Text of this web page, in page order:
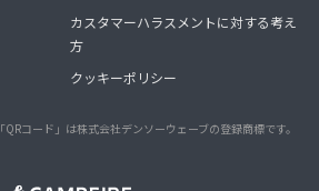
カスタマーハラスメントに対する考え
方
クッキーポリシー
「QRコード」は株式会社デンソーウェーブの登録商標です。